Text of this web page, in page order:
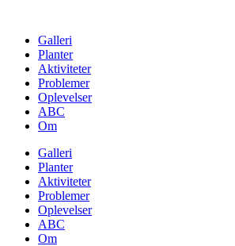
contentGalleri
Planter
Aktiviteter
Problemer
Oplevelser
ABC
Om
Galleri
Planter
Aktiviteter
Problemer
Oplevelser
ABC
Om